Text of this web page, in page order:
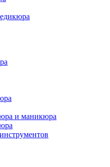
и маникюра